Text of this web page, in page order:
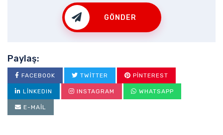
GÖNDER
Paylaş:
FACEBOOK TWITTER PINTEREST
LINKEDIN INSTAGRAM WHATSAPP
E-MAIL